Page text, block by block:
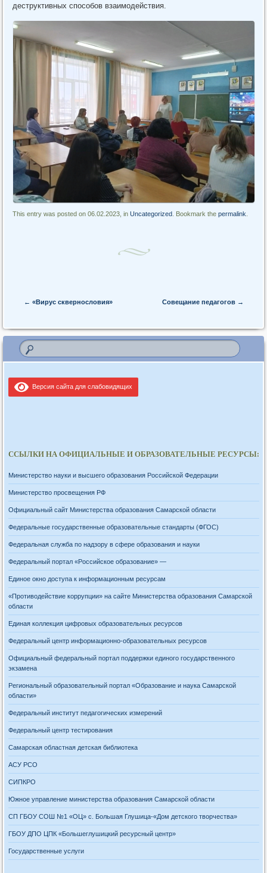
деструктивных способов взаимодействия.
This entry was posted on 06.02.2023, inUncategorized . Bookmark thepermalink
Post navigation
← «Вирус сквернословия» Совещание педагогов →
Версия сайта для слабовидящих
ССЫЛКИ НА ОФИЦИАЛЬНЫЕ И ОБРАЗОВАТЕЛЬНЫЕ РЕСУРСЫ:
Министерство науки и высшего образования Российской Федерации
Министерство просвещения РФ
Официальный сайт Министерства образования Самарской области
Федеральные государственные образовательные стандарты (ФГОС)
Федеральная служба по надзору в сфере образования и науки
Федеральный портал «Российское образование» —
Единое окно доступа к информационным ресурсам
«Противодействие коррупции» на сайте Министерства образования Самарской
области
Единая коллекция цифровых образовательных ресурсов
Федеральный центр информационно-образовательных ресурсов
Официальный федеральный портал поддержки единого государственного
экзамена
Региональный образовательный портал «Образование и наука Самарской
области»
Федеральный институт педагогических измерений
Федеральный центр тестирования
Самарская областная детская библиотека
АСУ РСО
СИПКРО
Южное управление министерства образования Самарской области
СП ГБОУ СОШ №1 «ОЦ» с. Большая Глушица-«Дом детского творчества»
ГБОУ ДПО ЦПК «Большеглушицкий ресурсный центр»
Государственные услуги